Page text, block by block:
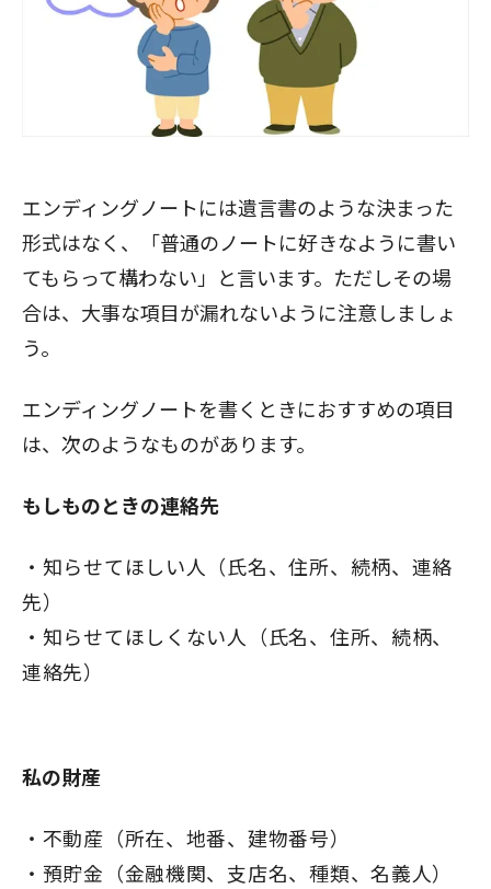
エンディングノートには遺言書のような決まった
形式はなく、「普通のノートに好きなように書い
てもらって構わない」と言います。ただしその場
合は、大事な項目が漏れないように注意しましょ
う。
エンディングノートを書くときにおすすめの項目
は、次のようなものがあります。
もしものときの連絡先
知らせてほしい人（氏名、住所、続柄、連絡
先）
知らせてほしくない人（氏名、住所、続柄、
連絡先）
私の財産
不動産（所在、地番、建物番号）
預貯金（金融機関、支店名、種類、名義人）